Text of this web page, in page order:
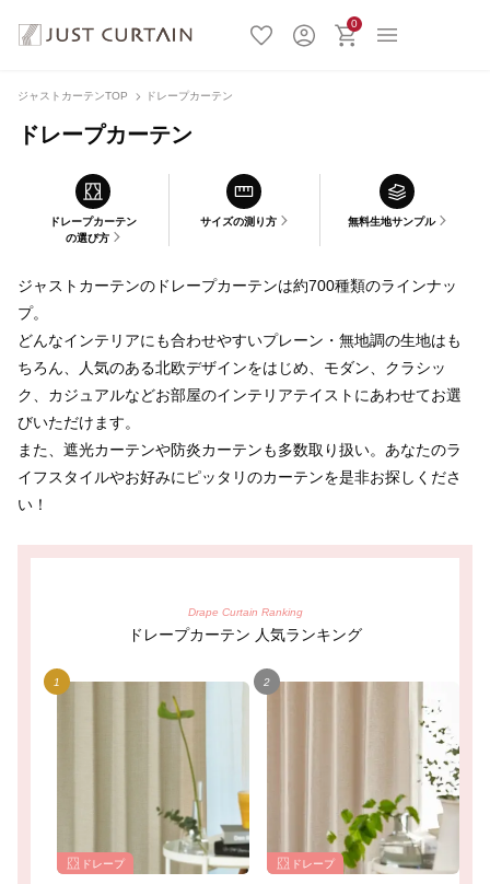
0
ジャストカーテンTOP ドレープカーテン
ドレープカーテン
ドレープカーテン
の選び方
サイズの測り方 無料生地サンプル
ジャストカーテンのドレープカーテンは約700種類のラインナッ
プ。
どんなインテリアにも合わせやすいプレーン・無地調の生地はも
ちろん、人気のある北欧デザインをはじめ、モダン、クラシッ
ク、カジュアルなどお部屋のインテリアテイストにあわせてお選
びいただけます。
また、遮光カーテンや防炎カーテンも多数取り扱い。あなたのラ
イフスタイルやお好みにピッタリのカーテンを是非お探しくださ
い！
Drape Curtain Ranking
ドレープカーテン 人気ランキング
ドレープ ドレープ